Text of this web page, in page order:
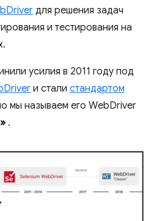
для решения задач
и тестирования на
усилия в 2011 году под
и стали стандартом
мы называем его WebDriver
.